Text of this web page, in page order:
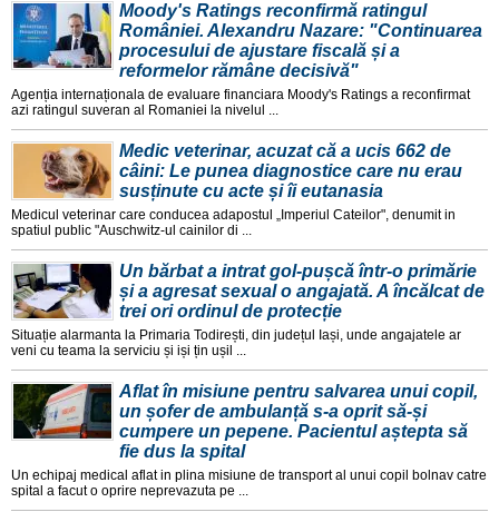
Moody's Ratings reconfirmă ratingul
României. Alexandru Nazare: "Continuarea
procesului de ajustare fiscală și a
reformelor rămâne decisivă"
Agenția internaționala de evaluare financiara Moody's Ratings a reconfirmat
azi ratingul suveran al Romaniei la nivelul ...
Medic veterinar, acuzat că a ucis 662 de
câini: Le punea diagnostice care nu erau
susținute cu acte și îi eutanasia
Medicul veterinar care conducea adapostul „Imperiul Cateilor", denumit in
spatiul public "Auschwitz-ul cainilor di ...
Un bărbat a intrat gol-pușcă într-o primărie
și a agresat sexual o angajată. A încălcat de
trei ori ordinul de protecție
Situație alarmanta la Primaria Todirești, din județul Iași, unde angajatele ar
veni cu teama la serviciu și iși țin ușil ...
Aflat în misiune pentru salvarea unui copil,
un șofer de ambulanță s-a oprit să-și
cumpere un pepene. Pacientul aștepta să
fie dus la spital
Un echipaj medical aflat in plina misiune de transport al unui copil bolnav catre
spital a facut o oprire neprevazuta pe ...